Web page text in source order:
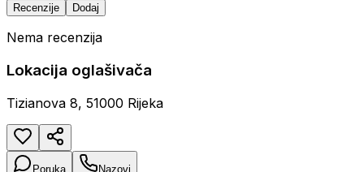
Recenzije Dodaj
Nema recenzija
Lokacija oglašivača
Tizianova 8, 51000 Rijeka
Poruka Nazovi